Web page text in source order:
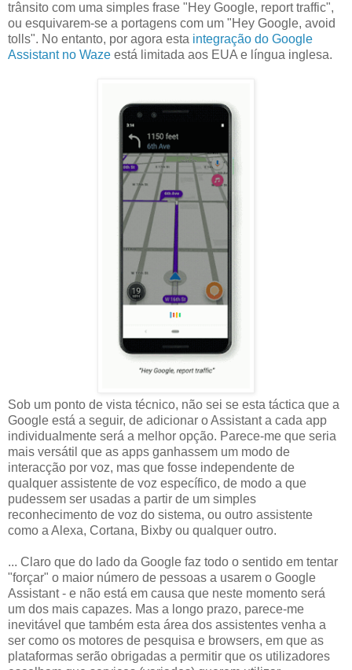
trânsito com uma simples frase "Hey Google, report traffic",
ou esquivarem-se a portagens com um "Hey Google, avoid
tolls". No entanto, por agora esta integração do Google
Assistant no Waze está limitada aos EUA e língua inglesa.
Sob um ponto de vista técnico, não sei se esta táctica que a
Google está a seguir, de adicionar o Assistant a cada app
individualmente será a melhor opção. Parece-me que seria
mais versátil que as apps ganhassem um modo de
interacção por voz, mas que fosse independente de
qualquer assistente de voz específico, de modo a que
pudessem ser usadas a partir de um simples
reconhecimento de voz do sistema, ou outro assistente
como a Alexa, Cortana, Bixby ou qualquer outro.
... Claro que do lado da Google faz todo o sentido em tentar
"forçar" o maior número de pessoas a usarem o Google
Assistant - e não está em causa que neste momento será
um dos mais capazes. Mas a longo prazo, parece-me
inevitável que também esta área dos assistentes venha a
ser como os motores de pesquisa e browsers, em que as
plataformas serão obrigadas a permitir que os utilizadores